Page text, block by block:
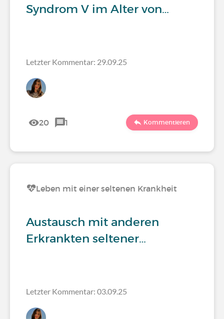
Syndrom V im Alter von…
Letzter Kommentar: 29.09.25
20 1 Kommentieren
Leben mit einer seltenen Krankheit
Austausch mit anderen
Erkrankten seltener…
Letzter Kommentar: 03.09.25